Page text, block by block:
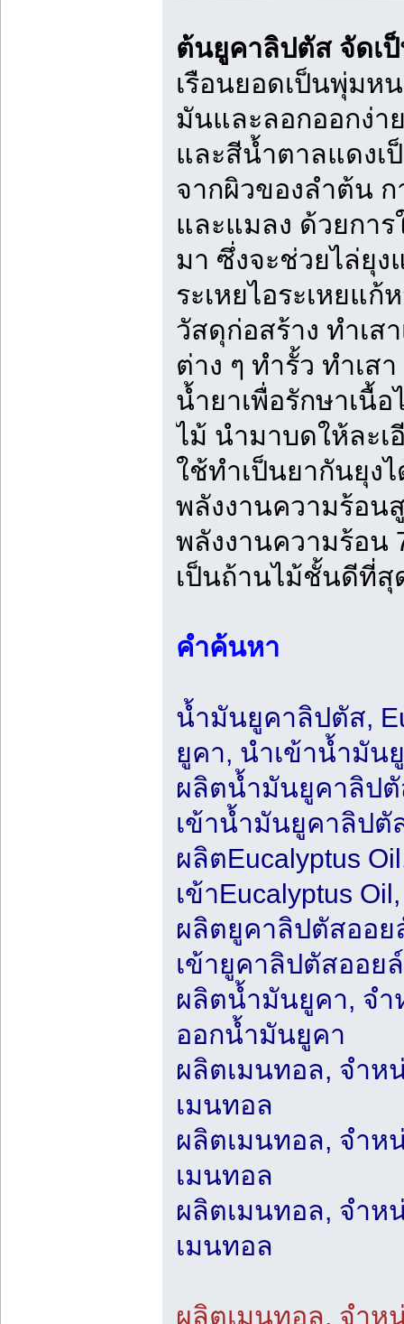
ต้นยูคาลิปตัส จัดเ
เรือนยอดเป็นพุ่มห
มันและลอกออกง่า
และสีน้ำตาลแดงเ
จากผิวของลำต้น
และแมลง ด้วยกา
มา ซึ่งจะช่วยไล่ยุ
ระเหยไอระเหยแ
วัสดุก่อสร้าง ทำเส
ต่าง ๆ ทำรั้ว ทำเส
น้ำยาเพื่อรักษาเนื้
ไม้ นำมาบดให้ละ
ใช้ทำเป็นยากันยุง
พลังงานความร้อน
พลังงานความร้อน
เป็นถ้านไม้ชั้นดีที่สุ
คำค้นหา
น้ำมันยูคาลิปตัส,
ยูคา, นำเข้าน้ำมัน
ผลิตน้ำมันยูคาลิป
เข้าน้ำมันยูคาลิป
ผลิตEucalyptus
เข้าEucalyptus
ผลิตยูคาลิปตัสออย
เข้ายูคาลิปตัสออย
ผลิตน้ำมันยูคา, จำ
ออกน้ำมันยูคา
ผลิตเมนทอล, จำห
เมนทอล
ผลิตเมนทอล, จำห
เมนทอล
ผลิตเมนทอล, จำห
เมนทอล
ผลิตเมนทอล, จำห